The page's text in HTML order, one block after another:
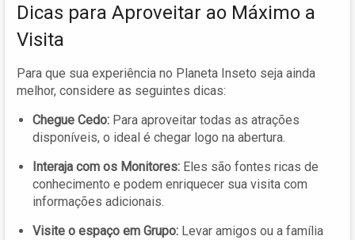
Dicas para Aproveitar ao Máximo a
Visita
Para que sua experiência no Planeta Inseto seja ainda
melhor, considere as seguintes dicas:
Chegue Cedo: Para aproveitar todas as atrações
disponíveis, o ideal é chegar logo na abertura.
Interaja com os Monitores: Eles são fontes ricas de
conhecimento e podem enriquecer sua visita com
informações adicionais.
Visite o espaço em Grupo: Levar amigos ou a família